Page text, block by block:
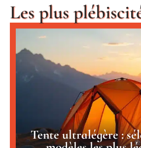
Les plus
Tente ultralégère :